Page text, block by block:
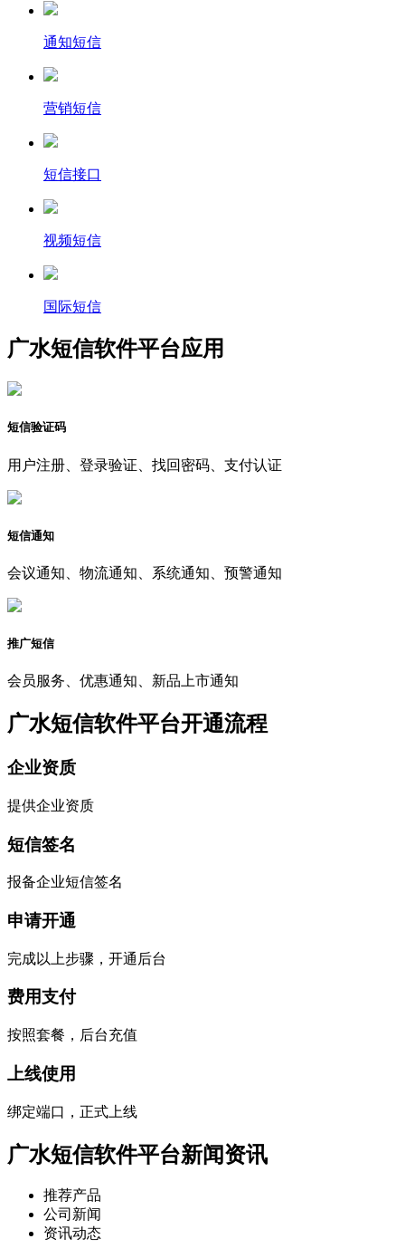
通知短信
营销短信
短信接口
视频短信
国际短信
广水短信软件平台应用
短信验证码
用户注册、登录验证、找回密码、支付认证
短信通知
会议通知、物流通知、系统通知、预警通知
推广短信
会员服务、优惠通知、新品上市通知
广水短信软件平台开通流程
企业资质
提供企业资质
短信签名
报备企业短信签名
申请开通
完成以上步骤，开通后台
费用支付
按照套餐，后台充值
上线使用
绑定端口，正式上线
广水短信软件平台新闻资讯
推荐产品
公司新闻
资讯动态